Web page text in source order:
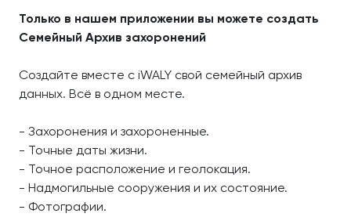
Только в нашем приложении вы можете создать
Семейный Архив захоронений
Создайте вместе с iWALY свой семейный архив
данных. Всё в одном месте.
- Захоронения и захороненные.
- Точные даты жизни.
- Точное расположение и геолокация.
- Надмогильные сооружения и их состояние.
- Фотографии.